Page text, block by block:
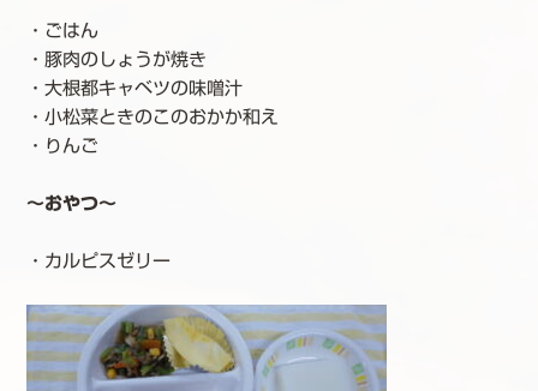
・ごはん
・豚肉のしょうが焼き
・大根都キャベツの味噌汁
・小松菜ときのこのおかか和え
・りんご
～おやつ～
・カルピスゼリー